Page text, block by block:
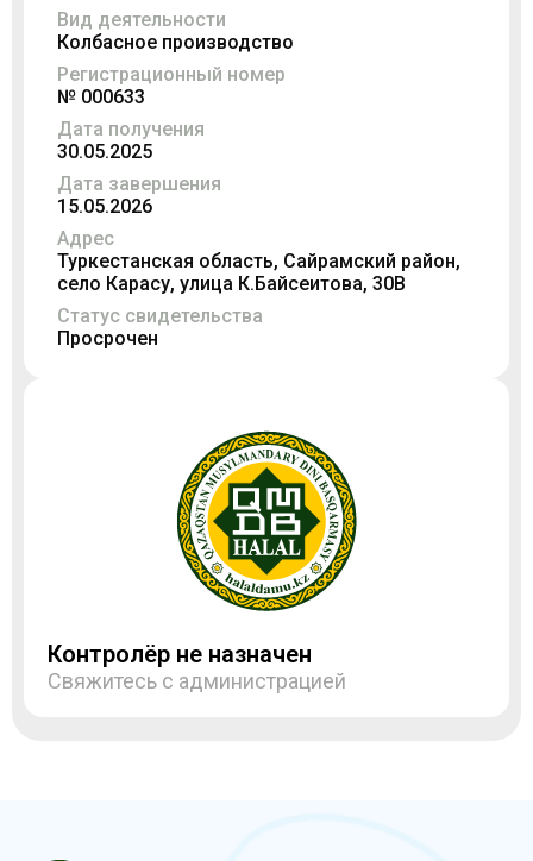
Вид деятельности
Колбасное производство
Регистрационный номер
№ 000633
Дата получения
30.05.2025
Дата завершения
15.05.2026
Адрес
Туркестанская область, Сайрамский район,
село Карасу, улица К.Байсеитова, 30В
Статус свидетельства
Просрочен
Контролёр не назначен
Свяжитесь с администрацией